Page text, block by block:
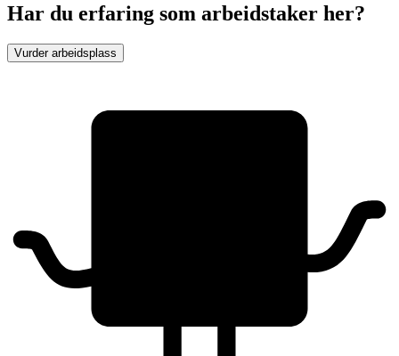
Har du erfaring som arbeidstaker her?
Vurder arbeidsplass